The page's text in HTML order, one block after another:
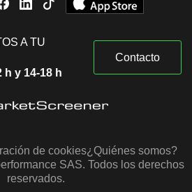
A TU
h y 14-18 h
Contacto
de cookies¿Quiénes somos?
SAS. Todos los derechos
reservados.